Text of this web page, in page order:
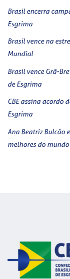
Brasil encerra
Esgrima
Brasil vence na
Mundial
Brasil vence Grã-
de Esgrima
CBE assina acordo
Esgrima
Ana Beatriz Bulcão
melhores do mundo